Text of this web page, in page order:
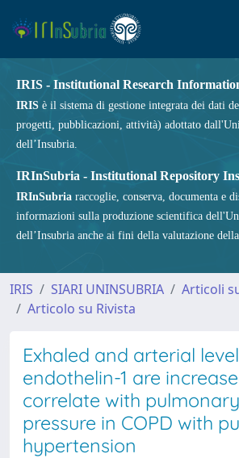
IRIS - Institutional Research
IRIS è il sistema di gestione integrata dei dati
progetti, pubblicazioni, attività) adottato
dell’Insubria.
IRInSubria - Institutional Repository
IRInSubria raccoglie, conserva, documenta e
informazioni sulla produzione scientifica
dell’Insubria anche ai fini della valutazione
IRIS SIARI UNINSUBRIA
Articoli
Articolo su Rivista
Exhaled and arterial
endothelin-1 are
correlate with
pressure in COPD with
hypertension